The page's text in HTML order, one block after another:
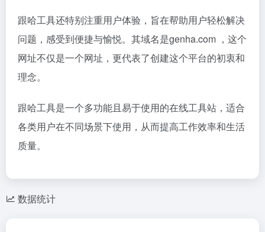
跟哈工具还特别注重用户体验，旨在帮助用户轻松解决
问题，感受到便捷与愉悦。其域名是genha.com ，这个
网址不仅是一个网址，更代表了创建这个平台的初衷和
理念。
跟哈工具是一个多功能且易于使用的在线工具站，适合
各类用户在不同场景下使用，从而提高工作效率和生活
质量。
数据统计